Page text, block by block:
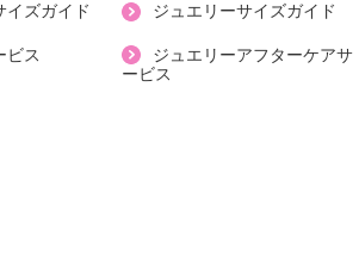
、ポリエステル
テル
イズガイド ジュエリーサイズガイド
ビス
ジュエリーアフターケアサ
ービス